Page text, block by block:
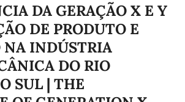
DA GERAÇÃO X E Y
DE PRODUTO E
NA INDÚSTRIA
DO RIO
SUL | THE